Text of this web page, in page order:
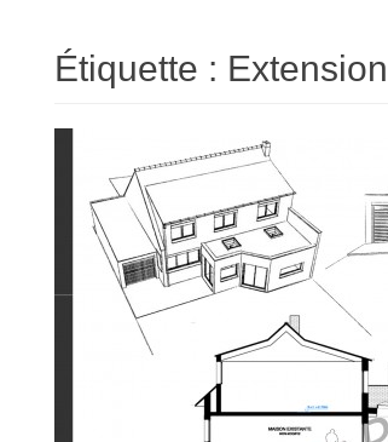
Étiquette :